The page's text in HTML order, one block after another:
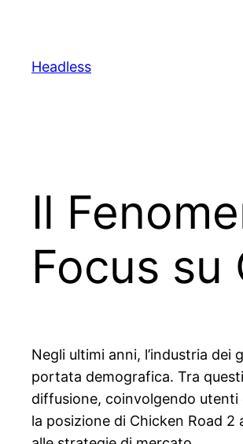
content
Headless
Il
Focus su
Negli ultimi anni, l’industria dei
portata demografica. Tra
diffusione, coinvolgendo
la posizione di Chicken Road